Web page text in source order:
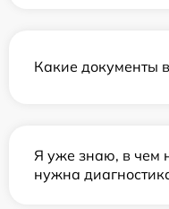
Какие документы
Я уже знаю, в чем
нужна